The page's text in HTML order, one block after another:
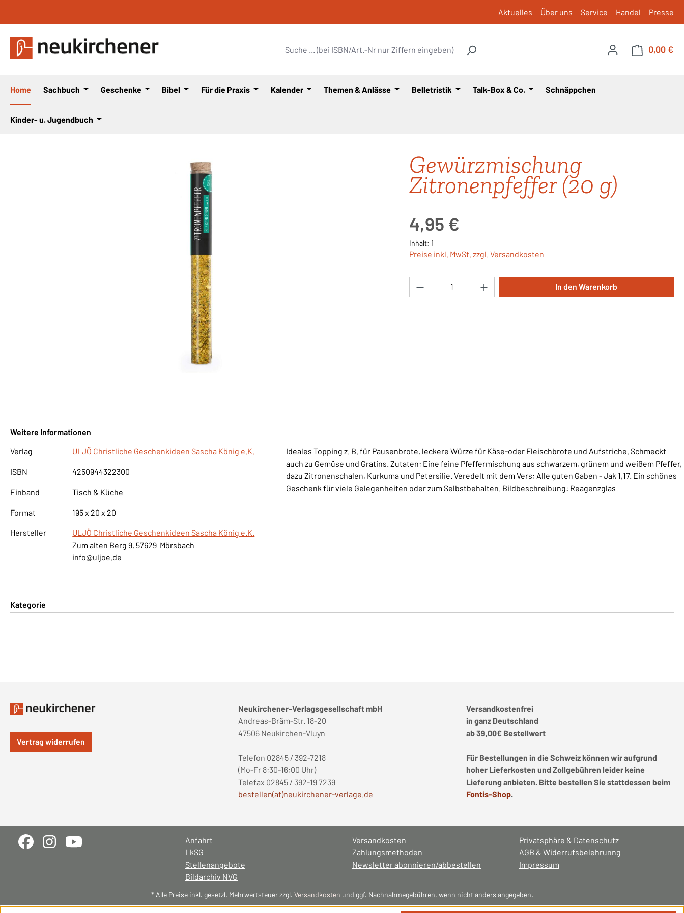
Aktuelles Über uns Service Handel Presse
0,00 €
Home Sachbuch Geschenke Bibel Für die Praxis Kalender Themen & Anlässe Belletristik Talk-Box & Co. Schnäppchen
Kinder- u. Jugendbuch
Gewürzmischung
Zitronenpfeffer (20 g)
4,95 €
Inhalt: 1
Preise inkl. MwSt. zzgl. Versandkosten
Produkt Anzahl: Gib den gewünschten Wert ein
In den Warenkorb
Weitere Informationen
Verlag
ULJÖ Christliche Geschenkideen Sascha König e.K.
ISBN 4250944322300
Einband Tisch & Küche
Format 195 x 20 x 20
Hersteller
ULJÖ Christliche Geschenkideen Sascha König e.K.
Zum alten Berg 9, 57629 Mörsbach
info@uljoe.de
Ideales Topping z. B. für Pausenbrote, leckere Würze für Käse-oder Fleischbrote und Aufstriche. Schmeckt
auch zu Gemüse und Gratins. Zutaten: Eine feine Pfeffermischung aus schwarzem, grünem und weißem Pfeffer,
dazu Zitronenschalen, Kurkuma und Petersilie. Veredelt mit dem Vers: Alle guten Gaben - Jak 1,17. Ein schönes
Geschenk für viele Gelegenheiten oder zum Selbstbehalten. Bildbeschreibung: Reagenzglas
Kategorie
Vertrag widerrufen
Neukirchener-Verlagsgesellschaft mbH
Andreas-Bräm-Str. 18-20
47506 Neukirchen-Vluyn
Telefon 02845 / 392-7218
(Mo-Fr 8:30-16:00 Uhr)
Telefax 02845 / 392-19 7239
bestellen(at)neukirchener-verlage.de
Versandkostenfrei
in ganz Deutschland
ab 39,00€ Bestellwert
Für Bestellungen in die Schweiz können wir aufgrund
hoher Lieferkosten und Zollgebühren leider keine
Lieferung anbieten. Bitte bestellen Sie stattdessen beim
Fontis-Shop.
Anfahrt
LkSG
Stellenangebote
Versandkosten
Zahlungsmethoden
Newsletter abonnieren/abbestellen
Privatsphäre & Datenschutz
AGB & Widerrufsbelehrunng
Impressum
Bildarchiv NVG
* Alle Preise inkl. gesetzl. Mehrwertsteuer zzgl. Versandkosten und ggf. Nachnahmegebühren, wenn nicht anders angegeben.